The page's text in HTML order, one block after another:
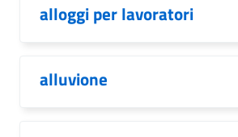
alloggi per lavoratori
alluvione